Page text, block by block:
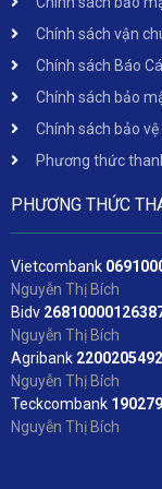
Chính sách vận
Chính sách Báo
Chính sách bảo
Chính sách bảo
Phương thức
PHƯƠNG THỨC
Vietcombank 06
Nguyễn Thị Bích
Bidv 2
Nguyễn Thị Bích
Agribank
Nguyễn Thị Bích
Teckcombank
Nguyễn Thị Bích